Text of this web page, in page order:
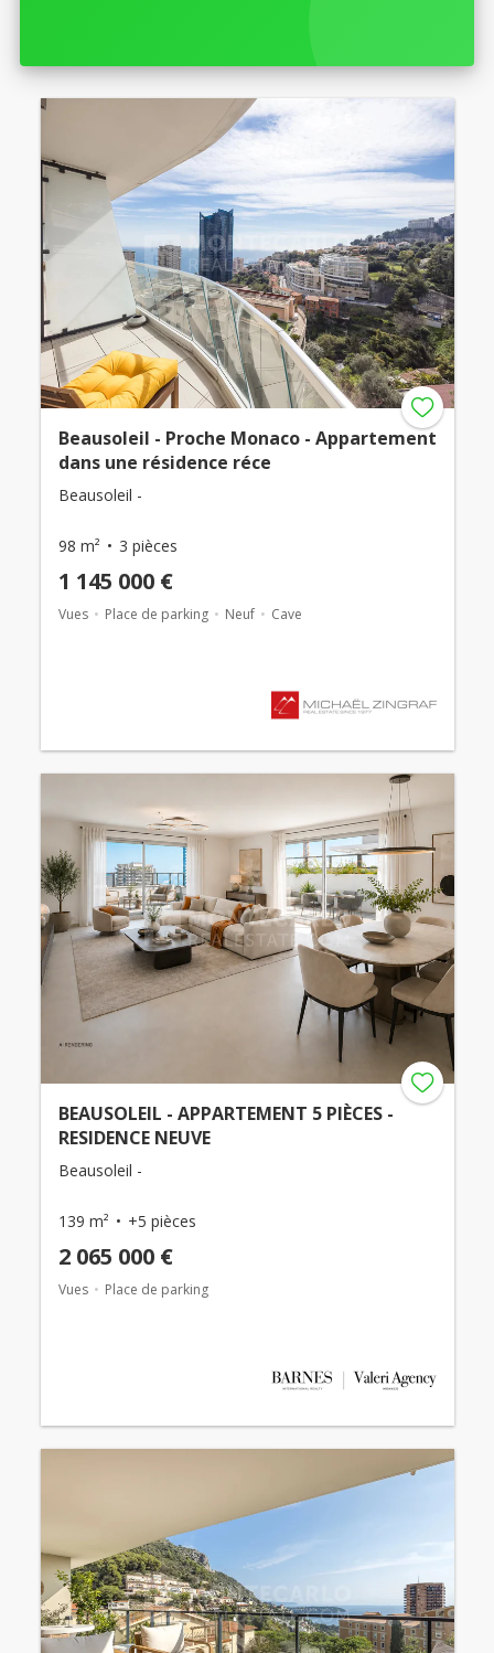
Beausoleil - Proche Monaco - Appartement
dans une résidence réce
Beausoleil -
98 m² 3 pièces
1 145 000 €
Vues Place de parking Neuf Cave
BEAUSOLEIL - APPARTEMENT 5 PIÈCES -
RESIDENCE NEUVE
Beausoleil -
139 m² +5 pièces
2 065 000 €
Vues Place de parking